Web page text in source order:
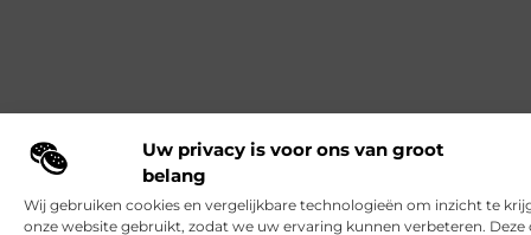
Uw privacy is voor ons van groot
belang
Wij gebruiken cookies en vergelijkbare technologieën om inzicht te
onze website gebruikt, zodat we uw ervaring kunnen verbeteren. Deze